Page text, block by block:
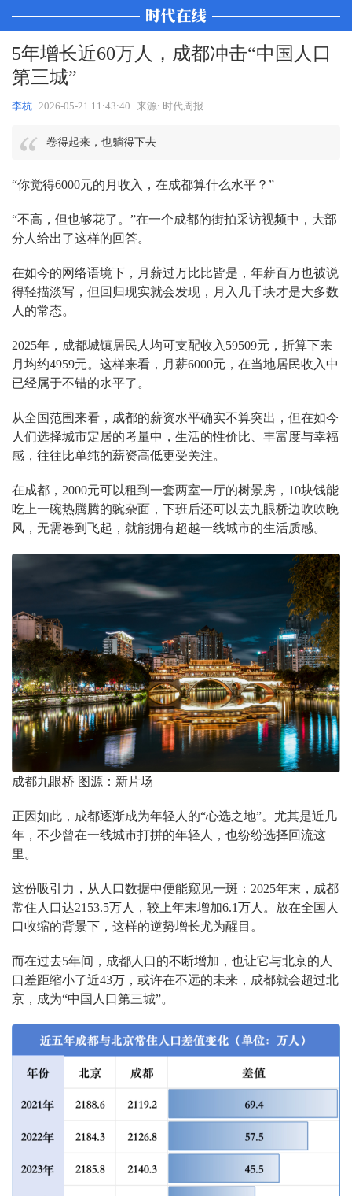
5年增长近60万人，成都冲击“中国人口
第三城”
李杭 2026-05-21 11:43:40 来源: 时代周报
卷得起来，也躺得下去
“你觉得6000元的月收入，在成都算什么水平？”
“不高，但也够花了。”在一个成都的街拍采访视频中，大部
分人给出了这样的回答。
在如今的网络语境下，月薪过万比比皆是，年薪百万也被说
得轻描淡写，但回归现实就会发现，月入几千块才是大多数
人的常态。
2025年，成都城镇居民人均可支配收入59509元，折算下来
月均约4959元。这样来看，月薪6000元，在当地居民收入中
已经属于不错的水平了。
从全国范围来看，成都的薪资水平确实不算突出，但在如今
人们选择城市定居的考量中，生活的性价比、丰富度与幸福
感，往往比单纯的薪资高低更受关注。
在成都，2000元可以租到一套两室一厅的树景房，10块钱能
吃上一碗热腾腾的豌杂面，下班后还可以去九眼桥边吹吹晚
风，无需卷到飞起，就能拥有超越一线城市的生活质感。
成都九眼桥 图源：新片场
正因如此，成都逐渐成为年轻人的“心选之地”。尤其是近几
年，不少曾在一线城市打拼的年轻人，也纷纷选择回流这
里。
这份吸引力，从人口数据中便能窥见一斑：2025年末，成都
常住人口达2153.5万人，较上年末增加6.1万人。放在全国人
口收缩的背景下，这样的逆势增长尤为醒目。
而在过去5年间，成都人口的不断增加，也让它与北京的人
口差距缩小了近43万，或许在不远的未来，成都就会超过北
京，成为“中国人口第三城”。